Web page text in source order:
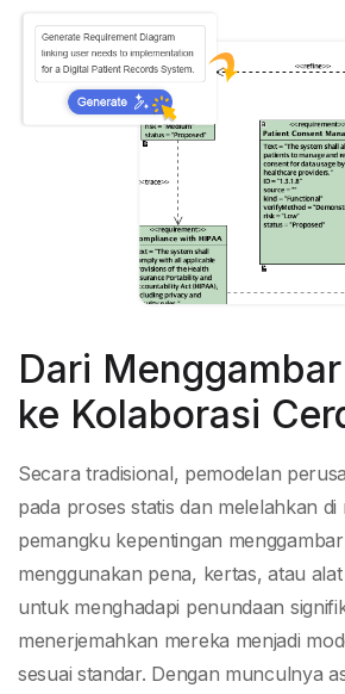
Dari
ke Kolaborasi
Secara tradisional, pemodelan
pada proses statis dan melelahkan di
pemangku kepentingan
menggunakan pena, kertas, atau
untuk menghadapi penundaan
menerjemahkan mereka menjadi
sesuai standar. Dengan munculnya